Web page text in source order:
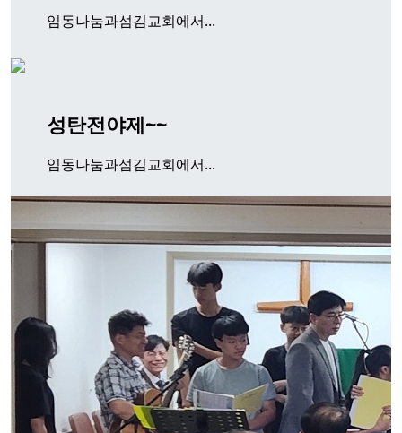
임동나눔과섬김교회에서...
성탄전야제~~
임동나눔과섬김교회에서...